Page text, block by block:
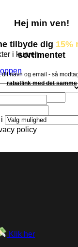
i kurven.
Hej min ven!
tilbyde dig 15%
sortimentet
dit navn og email - så
rabatlink med det samme
policy
Klik her